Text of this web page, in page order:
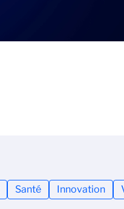
Santé Innovation